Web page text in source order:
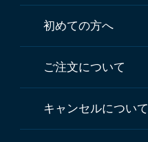
初めての方へ
ご注文について
キャンセルについて